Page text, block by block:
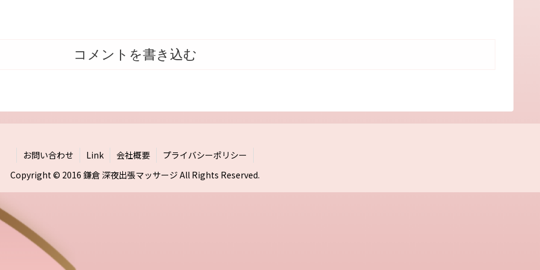
コメントを書き込む
お問い合わせ Link 会社概要
プライバシーポリシー
Copyright © 2016 鎌倉 深夜出張マッサージ All Rights Reserved.